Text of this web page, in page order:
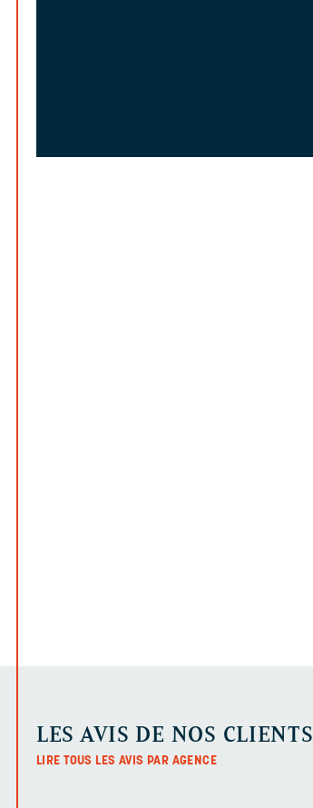
LES AVIS DE NOS CLIENTS
LIRE TOUS LES AVIS PAR AGENCE